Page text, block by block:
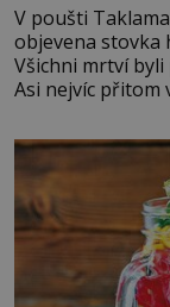
V poušti
objevena stovka
Všichni mrtví
Asi nejvíc přitom
blonďaté vlásky. Fakt, že jsou těla dávných lidí nesmírně
dobře
podmínkám.